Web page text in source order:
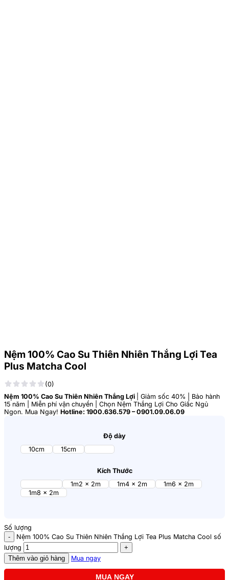
Nệm 100% Cao Su Thiên Nhiên Thắng Lợi Tea
Plus Matcha Cool
(0)
Nệm 100% Cao Su Thiên Nhiên Thắng Lợi
| Giảm sốc 40% | Bảo hành
15 năm | Miễn phí vận chuyển | Chọn Nệm Thắng Lợi Cho Giấc Ngủ
Ngon. Mua Ngay! Hotline: 1900.636.579 – 0901.09.06.09
Độ dày
10cm
15cm
Kích Thước
1m2 x 2m 1m4 x 2m
1m6 x 2m
1m8 x 2m
Số lượng
Nệm 100% Cao Su Thiên Nhiên Thắng Lợi Tea Plus Matcha Cool số
lượng
Thêm vào giỏ hàng
Mua ngay
MUA NGAY